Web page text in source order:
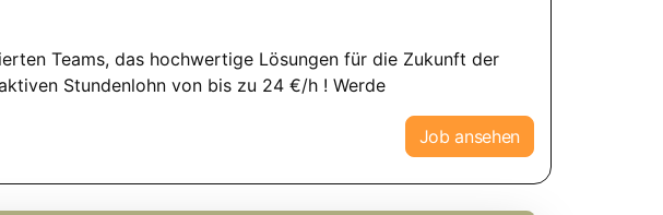
Teams, das hochwertige Lösungen für die Zukunft der
Stundenlohn von bis zu 24 €/h ! Werde
Job ansehen